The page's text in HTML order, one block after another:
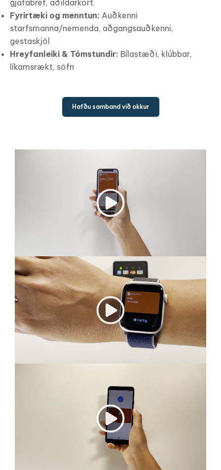
gjafabréf, aðildarkort
Fyrirtæki og menntun: Auðkenni
starfsmanna/nemenda, aðgangsauðkenni,
gestaskjöl
Hreyfanleiki & Tómstundir: Bílastæði, klúbbar,
líkamsrækt, söfn
Hafðu samband við okkur